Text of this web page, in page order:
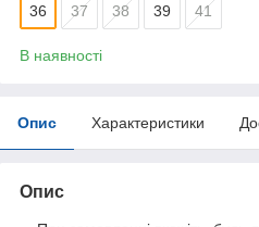
36 37 38 39 41
В наявності
Опис Характеристики
Опис